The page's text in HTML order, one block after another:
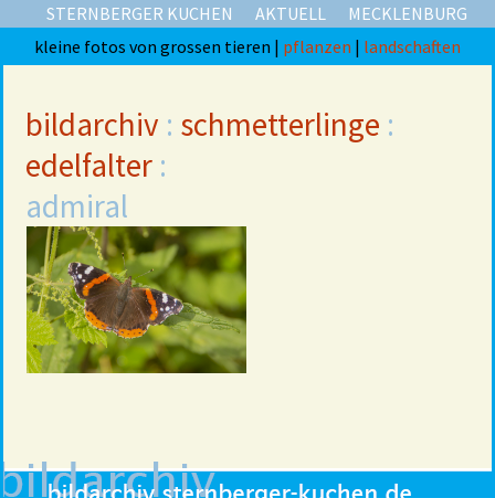
STERNBERGER KUCHEN AKTUELL
MECKLENBURG
kleine fotos von grossen tieren | pflanzen | landschaften
bildarchiv : schmetterlinge :
edelfalter :
admiral